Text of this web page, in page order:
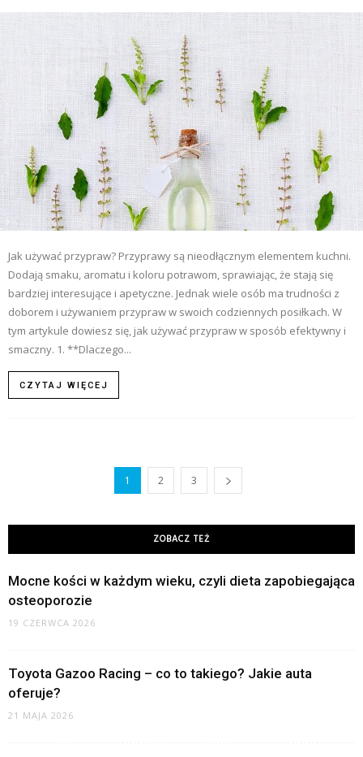
Jak używać przypraw? Przyprawy są nieodłącznym elementem kuchni.
Dodają smaku, aromatu i koloru potrawom, sprawiając, że stają się
bardziej interesujące i apetyczne. Jednak wiele osób ma trudności z
doborem i używaniem przypraw w swoich codziennych posiłkach. W
tym artykule dowiesz się, jak używać przypraw w sposób efektywny i
smaczny. 1. **Dlaczego...
CZYTAJ WIĘCEJ
1 2 3
ZOBACZ TEŻ
Mocne kości w każdym wieku, czyli dieta zapobiegająca
osteoporozie
19 CZERWCA 2026
Toyota Gazoo Racing – co to takiego? Jakie auta
oferuje?
21 MAJA 2026